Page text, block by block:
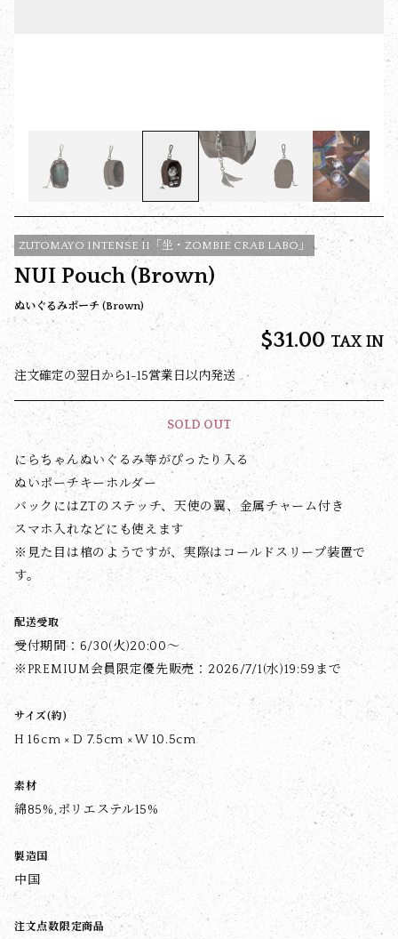
ZUTOMAYO INTENSE II「坐・ZOMBIE CRAB LABO」
NUI Pouch (Brown)
ぬいぐるみポーチ (Brown)
$‌31.00TAX IN
注文確定の翌日から1-15営業日以内発送
SOLD OUT
にらちゃんぬいぐるみ等がぴったり入る
ぬいポーチキーホルダー
バックにはZTのステッチ、天使の翼、金属チャーム付き
スマホ入れなどにも使えます
※見た目は棺のようですが、実際はコールドスリープ装置で
す。
配送受取
受付期間：6/30(火)20:00〜
※PREMIUM会員限定優先販売：2026/7/1(水)19:59まで
サイズ(約)
H 16cm × D 7.5cm × W 10.5cm
素材
綿85%,ポリエステル15%
製造国
中国
注文点数限定商品